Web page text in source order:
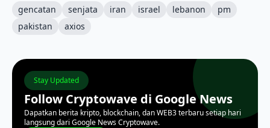
gencatan senjata iran israel lebanon
pm
pakistan
axios
Stay Updated
Follow Cryptowave di Google News
Dapatkan berita kripto, blockchain, dan WEB3 terbaru setiap hari
langsung dari Google News Cryptowave.